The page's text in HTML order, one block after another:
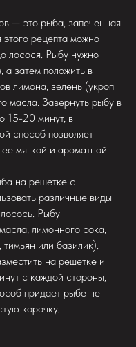
— это рыба, запеченная
рецепта можно
лосося. Рыбу нужно
а затем положить в
лимона, зелень (укроп
масла. Завернуть рыбу в
15-20 минут, в
способ позволяет
мягкой и ароматной.
на решетке с
различные виды
Рыбу
лимонного сока,
или базилик).
на решетке и
с каждой стороны,
придает рыбе не
корочку.